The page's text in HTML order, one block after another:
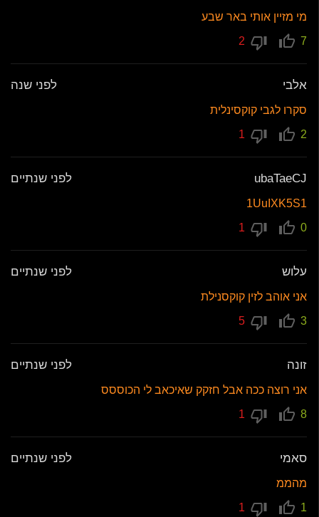
מי מזיין אותי באר שבע
7
אלבי לפני שנה
סקרו לגבי קוקסינלית
2
ubaTaeCJ לפני שנתיים
1UuIXK5S1
0
עלוש לפני שנתיים
אני אוהב לזין קוקסנילת
3
זונה לפני שנתיים
אני רוצה ככה אבל חזקק שאיכאב לי הכוססס
8
סאמי לפני שנתיים
מהממ
1